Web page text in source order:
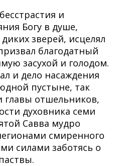
и
Богу в душе,
зверей, исцелял
благодатный
засухой и голодом.
и дело насаждения
пустыне, так
отшельников,
духовника семи
Савва мудро
смиренного
силами заботясь о